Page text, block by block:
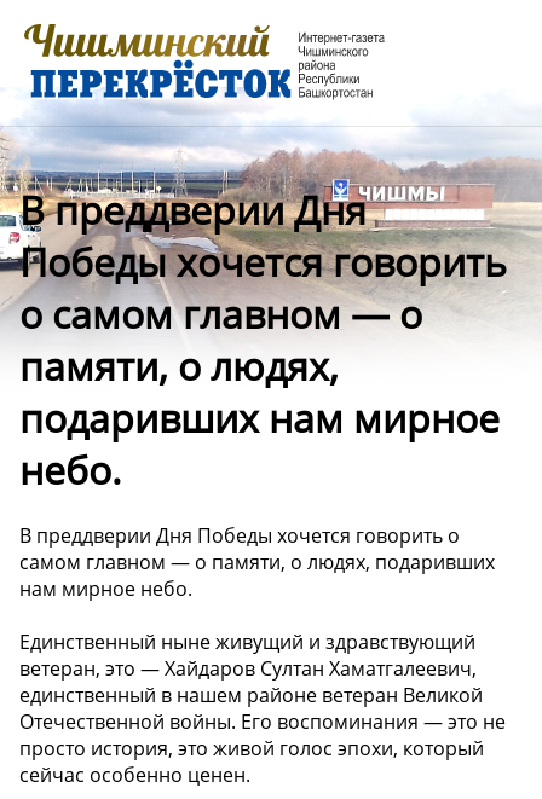
В преддверии Дня
Победы хочется говорить
о самом главном — о
памяти, о людях,
подаривших нам мирное
небо.
В преддверии Дня Победы хочется говорить о
самом главном — о памяти, о людях, подаривших
нам мирное небо.
Единственный ныне живущий и здравствующий
ветеран, это — Хайдаров Султан Хаматгалеевич,
единственный в нашем районе ветеран Великой
Отечественной войны. Его воспоминания — это не
просто история, это живой голос эпохи, который
сейчас особенно ценен.